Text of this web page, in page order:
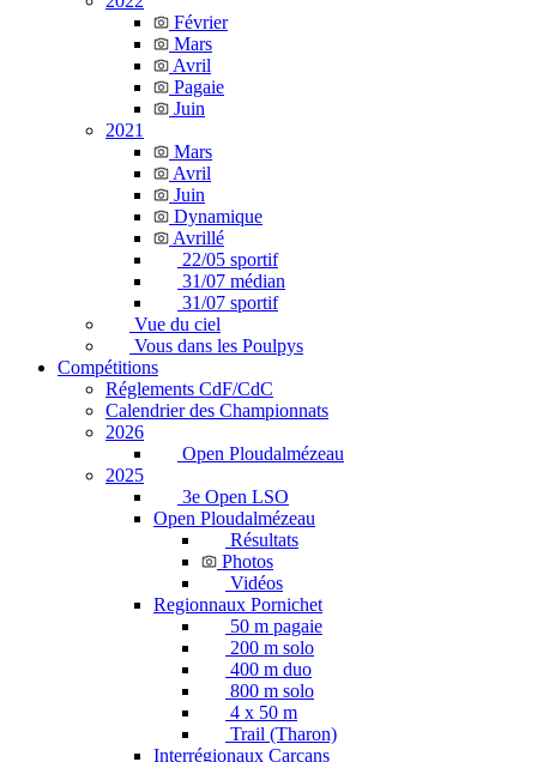
Février
Mars
Avril
Pagaie
Juin
2021
Mars
Avril
Juin
Dynamique
Avrillé
22/05 sportif
31/07 médian
31/07 sportif
Vue du ciel
Vous dans les Poulpys
Compétitions
Réglements CdF/CdC
Calendrier des Championnats
2026
Open Ploudalmézeau
2025
3e Open LSO
Open Ploudalmézeau
Résultats
Photos
Vidéos
Regionnaux Pornichet
50 m pagaie
200 m solo
400 m duo
800 m solo
4 x 50 m
Trail (Tharon)
Interrégionaux Carcans